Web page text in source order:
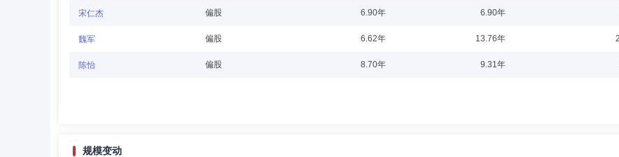
陈玮光 督察长（督察员） 任职日期：2021-10-12
陈玮光先生：泰康基金管理有限公司督察长、监察稽核部负责人，应用经济学博士。曾任湖南省永州市地方税务局人事教育科科员，中国证
民政府副县长（挂职扶贫），中国证券业协会会员服务一部、办公室、会员管理部主任，中聚资产管理有限公司董事长，诺德基金管理有限
宋仁杰 偏股 6.90年 6.90年
魏军 偏股 6.62年 13.76年
陈怡 偏股 8.70年 9.31年
规模变动